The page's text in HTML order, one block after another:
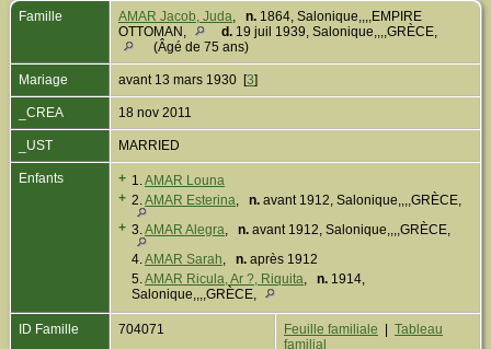
Famille AMAR Jacob, Juda, n. 1864, Salonique,,,,EMPIRE
OTTOMAN,
d. 19 juil 1939, Salonique,,,,GRÈCE,
(Âgé de 75 ans)
Mariage avant 13 mars 1930 [3]
_CREA 18 nov 2011
_UST MARRIED
Enfants + 1.AMAR Louna
+ 2.AMAR Esterina, n. avant 1912, Salonique,,,,GRÈCE,
+ 3.AMAR Alegra, n. avant 1912, Salonique,,,,GRÈCE,
4.AMAR Sarah, n. après 1912
5.AMAR Ricula, Ar ?, Riquita, n. 1914,
Salonique,,,,GRÈCE,
ID Famille 704071 Feuille familiale
Tableau
familial